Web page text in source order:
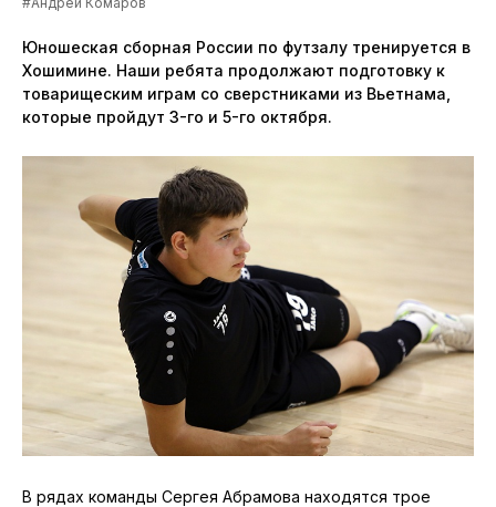
Юношеская сборная России по футзалу тренируется в
Хошимине. Наши ребята продолжают подготовку к
товарищеским играм со сверстниками из Вьетнама,
которые пройдут 3-го и 5-го октября.
В рядах команды Сергея Абрамова находятся трое